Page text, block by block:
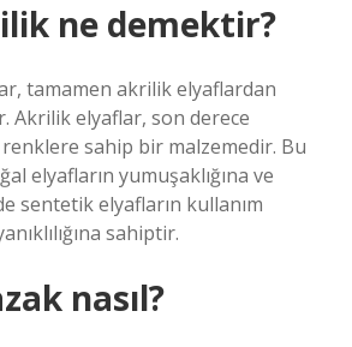
ne demektir?
tamamen akrilik elyaflardan
Akrilik elyaflar, son derece
renklere sahip bir malzemedir. Bu
elyafların yumuşaklığına ve
sentetik elyafların kullanım
sahiptir.
nasıl?